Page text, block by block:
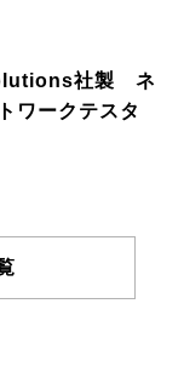
社製 ネ
ワークテスタ